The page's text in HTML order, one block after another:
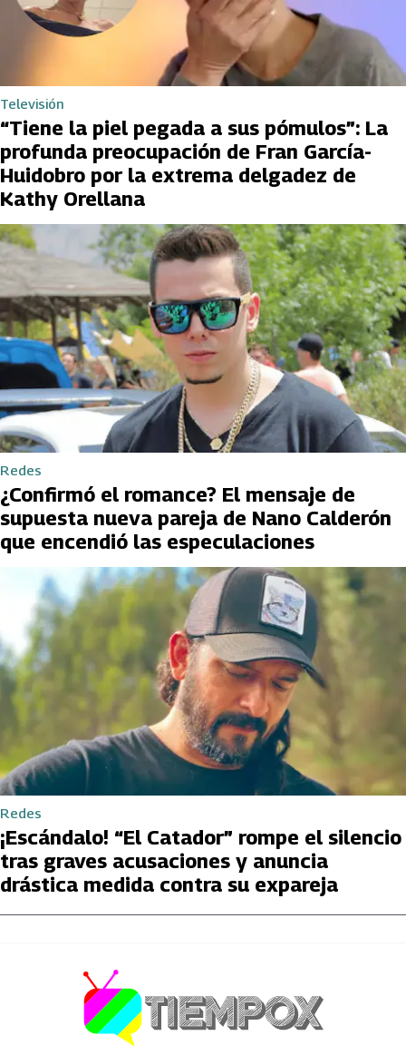
Televisión
“Tiene la piel pegada a sus pómulos”: La
profunda preocupación de Fran García-
Huidobro por la extrema delgadez de
Kathy Orellana
Redes
¿Confirmó el romance? El mensaje de
supuesta nueva pareja de Nano Calderón
que encendió las especulaciones
Redes
¡Escándalo! “El Catador” rompe el silencio
tras graves acusaciones y anuncia
drástica medida contra su expareja